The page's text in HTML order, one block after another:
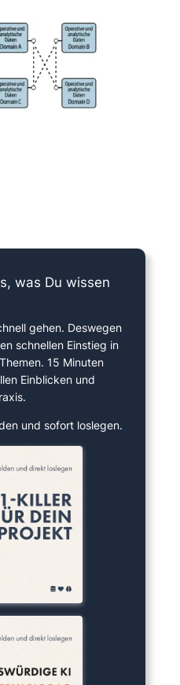
was Du wissen
gehen. Deswegen
schnellen Einstieg in
15 Minuten
Einblicken und
und sofort loslegen.